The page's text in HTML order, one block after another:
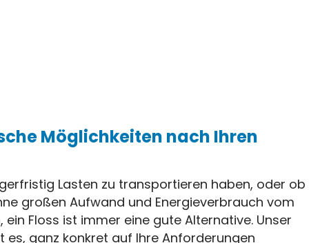
Möglichkeiten nach Ihren
Lasten zu transportieren haben, oder ob
großen Aufwand und Energieverbrauch vom
Floss ist immer eine gute Alternative. Unser
ganz konkret auf Ihre Anforderungen